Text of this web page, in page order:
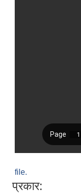
file.
प्रकार: